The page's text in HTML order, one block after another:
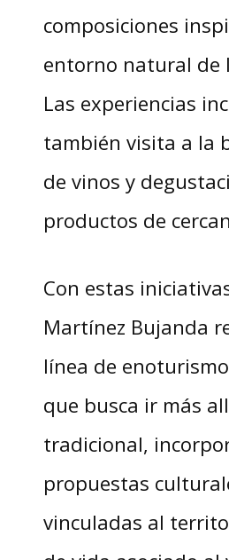
composiciones
entorno natural de
Las experiencias
también visita a la
de vinos y
productos de
Con estas
Martínez Bujanda
línea de
que busca ir más
tradicional,
propuestas
vinculadas al